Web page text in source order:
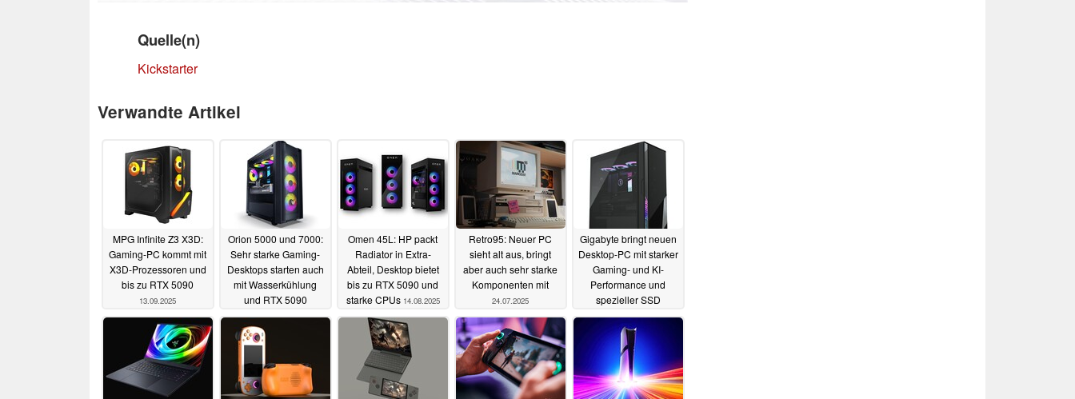
Quelle(n)
Kickstarter
Verwandte Artikel
MPG Infinite Z3 X3D:
Gaming-PC kommt mit
X3D-Prozessoren und
bis zu RTX 5090
13.09.2025
Orion 5000 und 7000:
Sehr starke Gaming-
Desktops starten auch
mit Wasserkühlung
und RTX 5090
03.09.2025
Omen 45L: HP packt
Radiator in Extra-
Abteil, Desktop bietet
bis zu RTX 5090 und
starke CPUs 14.08.2025
Retro95: Neuer PC
sieht alt aus, bringt
aber auch sehr starke
Komponenten mit
24.07.2025
Gigabyte bringt neuen
Desktop-PC mit starker
Gaming- und KI-
Performance und
spezieller SSD
30.04.2025